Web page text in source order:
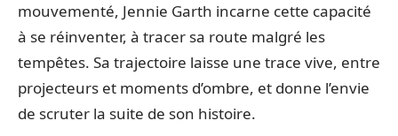
mouvementé, Jennie Garth incarne cette capacité
à se réinventer, à tracer sa route malgré les
tempêtes. Sa trajectoire laisse une trace vive, entre
projecteurs et moments d’ombre, et donne l’envie
de scruter la suite de son histoire.